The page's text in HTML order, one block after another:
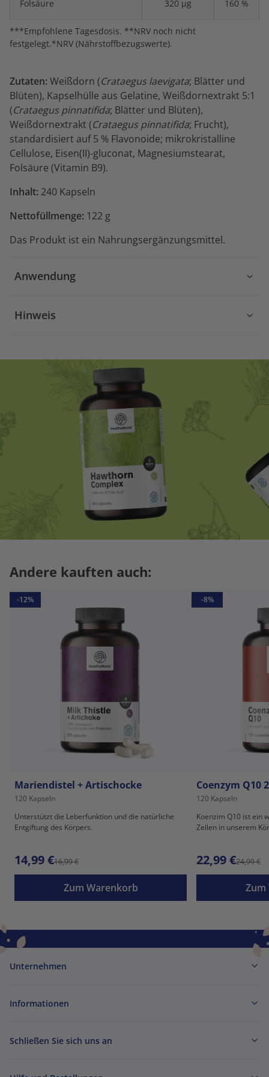
Folsäure 320 μg 160 %
***Empfohlene Tagesdosis. **NRV noch nicht
festgelegt.*NRV (Nährstoffbezugswerte).
Zutaten: Weißdorn (Crataegus laevigata; Blätter und
Blüten), Kapselhülle aus Gelatine, Weißdornextrakt 5:1
(Crataegus pinnatifida; Blätter und Blüten),
Weißdornextrakt (Crataegus pinnatifida; Frucht),
standardisiert auf 5 % Flavonoide; mikrokristalline
Cellulose, Eisen(II)-gluconat, Magnesiumstearat,
Folsäure (Vitamin B9).
Inhalt: 240 Kapseln
Nettofüllmenge: 122 g
Das Produkt ist ein Nahrungsergänzungsmittel.
Anwendung
Hinweis
Andere kauften auch:
-12%
Mariendistel + Artischocke
120 Kapseln
Unterstützt die Leberfunktion und die natürliche
Entgiftung des Körpers.
14,99 €16,99 €
Zum Warenkorb
-8%
Coenzym Q10
120 Kapseln
Koenzim Q10 ist ein
Zellen in unserem
22,99 €24,99 €
Zum
Unternehmen
Informationen
Schließen Sie sich uns an